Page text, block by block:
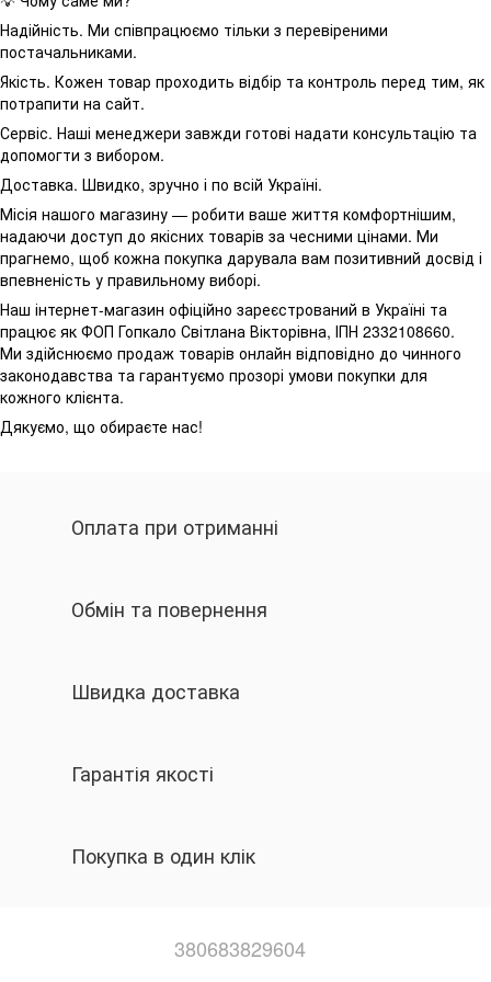
Надійність. Ми співпрацюємо тільки з перевіреними
постачальниками.
Якість. Кожен товар проходить відбір та контроль перед тим, як
потрапити на сайт.
Сервіс. Наші менеджери завжди готові надати консультацію та
допомогти з вибором.
Доставка. Швидко, зручно і по всій Україні.
Місія нашого магазину — робити ваше життя комфортнішим,
надаючи доступ до якісних товарів за чесними цінами. Ми
прагнемо, щоб кожна покупка дарувала вам позитивний досвід і
впевненість у правильному виборі.
Наш інтернет-магазин офіційно зареєстрований в Україні та
працює як ФОП Гопкало Світлана Вікторівна, ІПН 2332108660.
Ми здійснюємо продаж товарів онлайн відповідно до чинного
законодавства та гарантуємо прозорі умови покупки для
кожного клієнта.
Дякуємо, що обираєте нас!
Оплата при отриманні
Обмін та повернення
Швидка доставка
Гарантія якості
Покупка в один клік
380683829604